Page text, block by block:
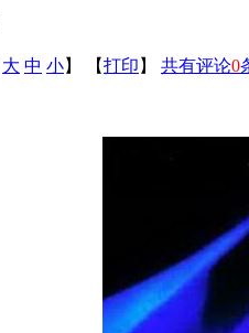
大 中 小】 【打印 】 共有评论0